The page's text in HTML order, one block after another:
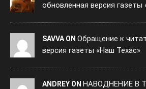
обновленная версия газеты
SAVVA ON Обращение к
версия газеты «Наш Техас»
ANDREY ON НАВОДНЕНИЕ В